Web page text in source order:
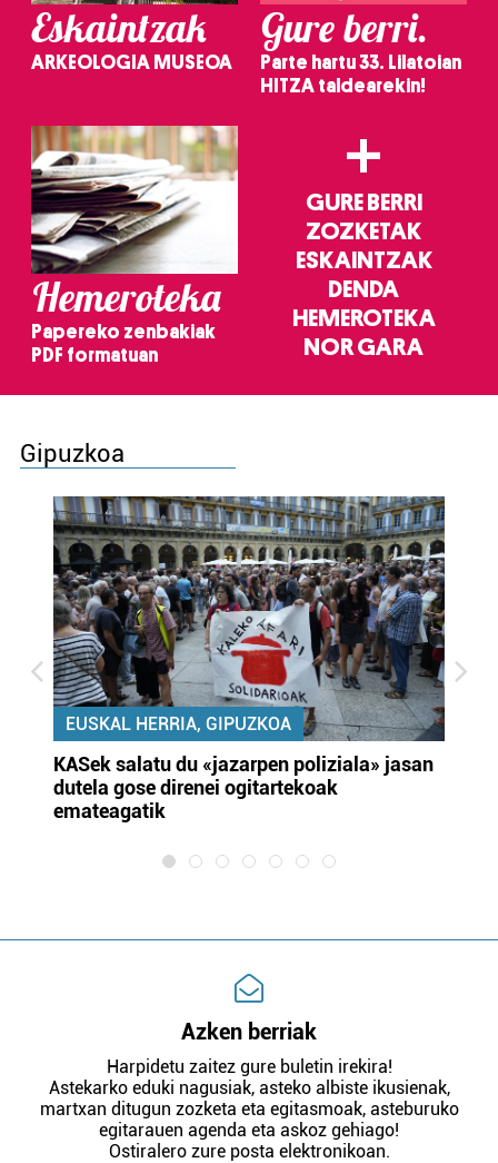
Eskaintzak
ARKEOLOGIA MUSEOA
Gure berri.
Parte hartu 33. Lilatoian
HITZA taldearekin!
Hemeroteka
Papereko zenbakiak
PDF formatuan
+
GURE BERRI
ZOZKETAK
ESKAINTZAK
DENDA
HEMEROTEKA
NOR GARA
Gipuzkoa
EUSKAL HERRIA, GIPUZKOA
KASek salatu du «jazarpen poliziala» jasan
dutela gose direnei ogitartekoak
emateagatik
Azken berriak
Harpidetu zaitez gure buletin irekira!
Astekarko eduki nagusiak, asteko albiste ikusienak,
martxan ditugun zozketa eta egitasmoak, asteburuko
egitarauen agenda eta askoz gehiago!
Ostiralero zure posta elektronikoan.